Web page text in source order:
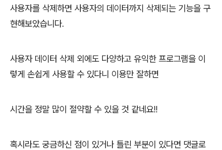
사용자를 삭제하면 사용자의 데이터까지 삭제되는 기능을 구
현해보았습니다.
사용자 데이터 삭제 외에도 다양하고 유익한 프로그램을 이
렇게 손쉽게 사용할 수 있다니 이용만 잘하면
시간을 정말 많이 절약할 수 있을 것 같네요!!
혹시라도 궁금하신 점이 있거나 틀린 부분이 있다면 댓글로